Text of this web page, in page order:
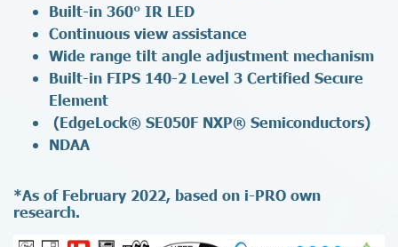
Built-in 360° IR LED
Continuous view assistance
Wide range tilt angle adjustment mechanism
Built-in FIPS 140-2 Level 3 Certified Secure
Element
(EdgeLock® SE050F NXP® Semiconductors)
NDAA
*As of February 2022, based on i-PRO own
research.